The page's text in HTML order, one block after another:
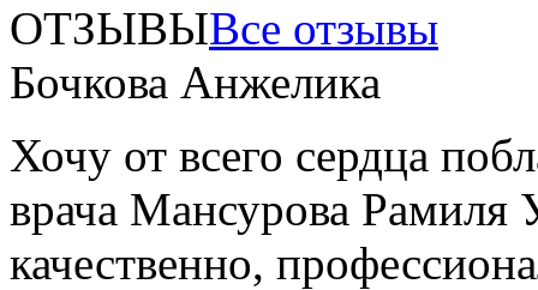
ОТЗЫВЫВсе отзывы
Бочкова Анжелика
Хочу от всего сердца
врача Мансурова Рамиля
качественно,